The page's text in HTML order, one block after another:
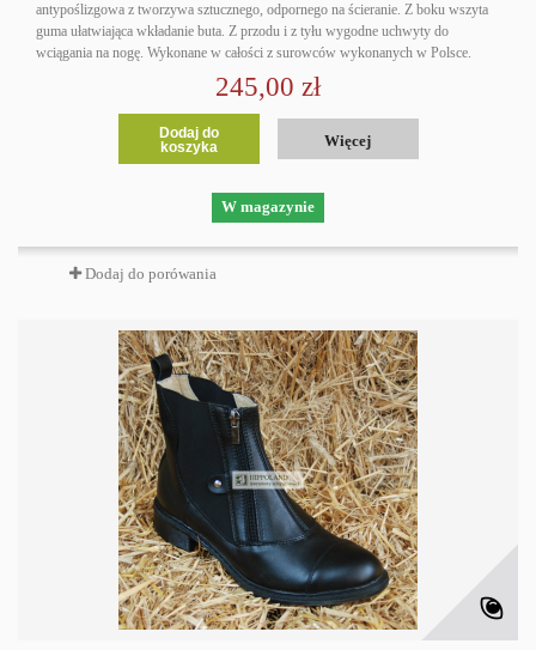
antypoślizgowa z tworzywa sztucznego, odpornego na ścieranie. Z boku wszyta
guma ułatwiająca wkładanie buta. Z przodu i z tyłu wygodne uchwyty do
wciągania na nogę. Wykonane w całości z surowców wykonanych w Polsce.
245,00 zł
Dodaj do
koszyka
Więcej
W magazynie
Dodaj do porówania